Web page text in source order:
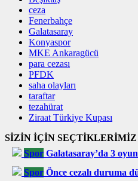
ceza
Fenerbahçe
Galatasaray
Konyaspor
MKE Ankaragücü
para cezası
PFDK
saha olayları
taraftar
tezahürat
Ziraat Türkiye Kupası
SİZİN İÇİN SEÇTİKLERİMİZ
Spor Galatasaray’da 3
Spor Önce cezalı duruma